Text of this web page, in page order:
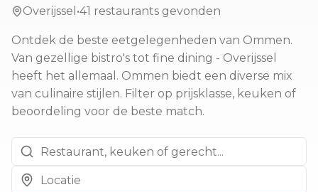
Keukens
Foodwall
Reviews
Overijssel •41 restaurants gevonden
Ontdek de beste eetgelegenheden van Ommen.
Van gezellige bistro's tot fine dining - Overijssel
heeft het allemaal. Ommen biedt een diverse mix
van culinaire stijlen. Filter op prijsklasse, keuken of
beoordeling voor de beste match.